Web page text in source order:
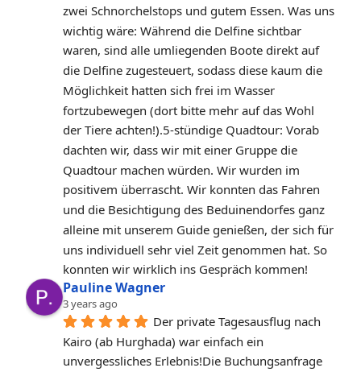
zwei Schnorchelstops und gutem Essen. Was uns
wichtig wäre: Während die Delfine sichtbar
waren, sind alle umliegenden Boote direkt auf
die Delfine zugesteuert, sodass diese kaum die
Möglichkeit hatten sich frei im Wasser
fortzubewegen (dort bitte mehr auf das Wohl
der Tiere achten!).5-stündige Quadtour: Vorab
dachten wir, dass wir mit einer Gruppe die
Quadtour machen würden. Wir wurden im
positivem überrascht. Wir konnten das Fahren
und die Besichtigung des Beduinendorfes ganz
alleine mit unserem Guide genießen, der sich für
uns individuell sehr viel Zeit genommen hat. So
konnten wir wirklich ins Gespräch kommen!
Pauline Wagner
3 years ago
Der private Tagesausflug nach
Kairo (ab Hurghada) war einfach ein
unvergessliches Erlebnis!Die Buchungsanfrage